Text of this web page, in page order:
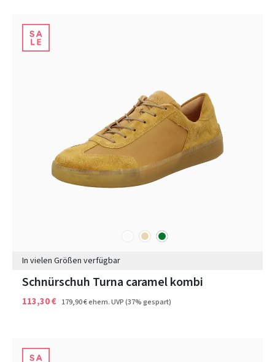
sonstigebeigegrün
In vielen Größen verfügbar
Schnürschuh Turna caramel kombi
113,30 € 179,90 €ehem. UVP(37% gespart)